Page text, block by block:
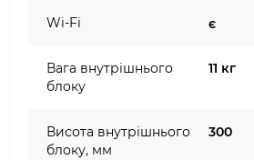
Wi-Fi є
Вага внутрішнього
блоку
11 кг
Висота внутрішнього
блоку, мм
300